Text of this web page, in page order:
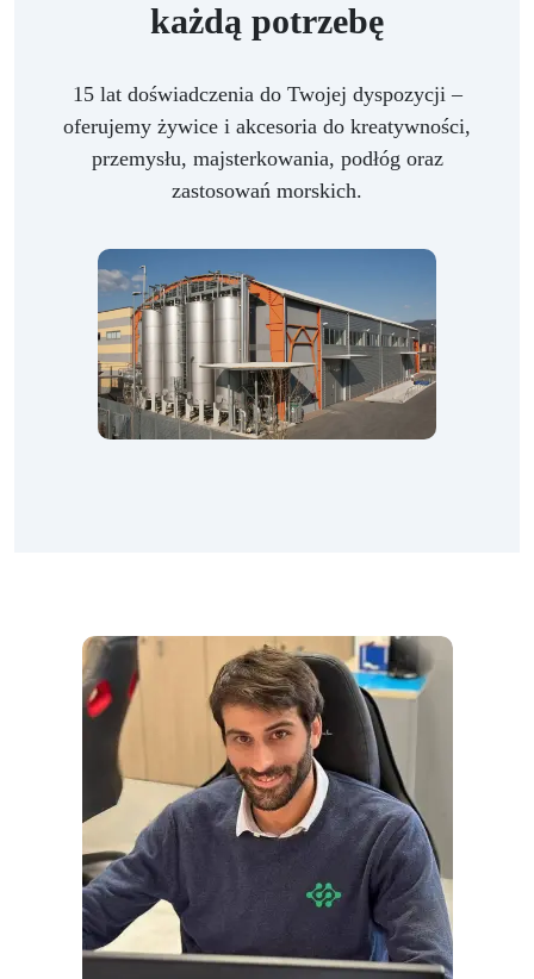
każdą potrzebę
15 lat doświadczenia do Twojej dyspozycji –
oferujemy żywice i akcesoria do kreatywności,
przemysłu, majsterkowania, podłóg oraz
zastosowań morskich.